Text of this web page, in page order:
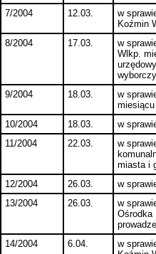
7/2004
12.03.
w
Koźmin
8/2004
17.03.
w
Wlkp.
9/2004
18.03.
w
10/2004
18.03.
w
11/2004
22.03.
w
miasta i
12/2004
26.03.
w
13/2004
26.03.
w
Ośrodka
14/2004
6.04.
w